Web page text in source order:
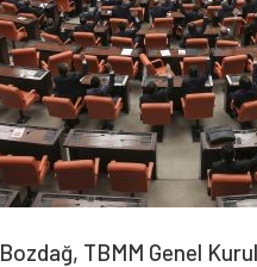
TBMM Genel